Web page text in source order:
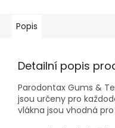
Popis
Detailní popis
Parodontax Gums &
jsou určeny pro
vlákna jsou vhodná